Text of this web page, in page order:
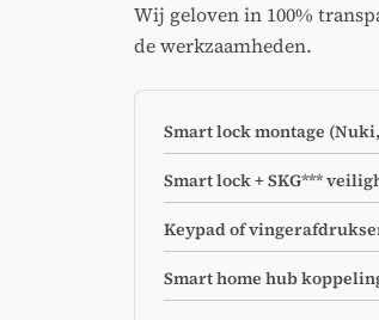
Wij geloven in 100%
de werkzaamheden.
Smart lock montage
Smart lock + SKG***
Keypad of
Smart home hub